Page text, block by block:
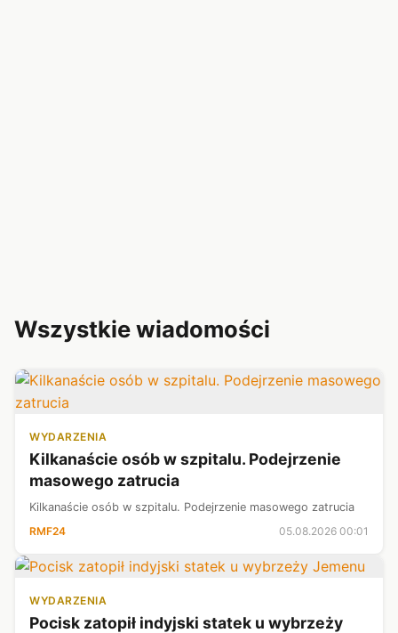
Wszystkie wiadomości
WYDARZENIA
Kilkanaście osób w szpitalu. Podejrzenie
masowego zatrucia
Kilkanaście osób w szpitalu. Podejrzenie masowego zatrucia
RMF24
05.08.2026 00:01
WYDARZENIA
Pocisk zatopił indyjski statek u wybrzeży